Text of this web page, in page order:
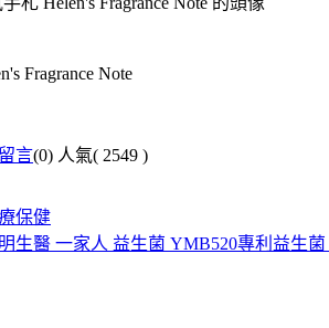
Fragrance Note
留言(0) 人氣( 2549 )
保健
生醫 一家人 益生菌 YMB520專利益生